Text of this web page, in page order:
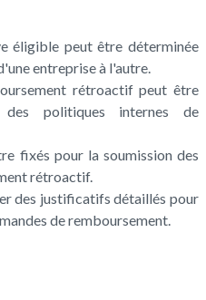
éligible peut être déterminée
entreprise à l'autre.
rétroactif peut être
politiques internes de
fixés pour la soumission des
rétroactif.
des justificatifs détaillés pour
de remboursement.